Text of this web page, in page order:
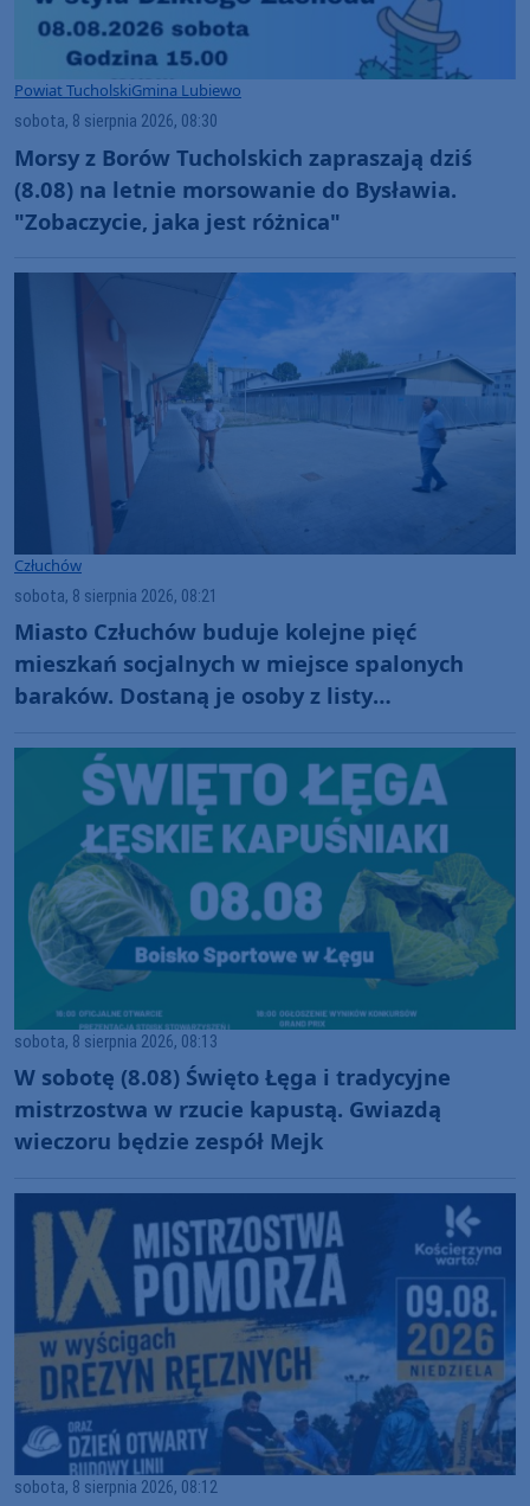
Powiat TucholskiGmina Lubiewo
sobota, 8 sierpnia 2026, 08:30
Morsy z Borów Tucholskich zapraszają dziś
(8.08) na letnie morsowanie do Bysławia.
"Zobaczycie, jaka jest różnica"
Człuchów
sobota, 8 sierpnia 2026, 08:21
Miasto Człuchów buduje kolejne pięć
mieszkań socjalnych w miejsce spalonych
baraków. Dostaną je osoby z listy
sobota, 8 sierpnia 2026, 08:13
W sobotę (8.08) Święto Łęga i tradycyjne
mistrzostwa w rzucie kapustą. Gwiazdą
wieczoru będzie zespół Mejk
sobota, 8 sierpnia 2026, 08:12